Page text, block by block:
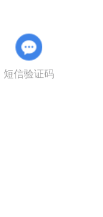
短信验证码